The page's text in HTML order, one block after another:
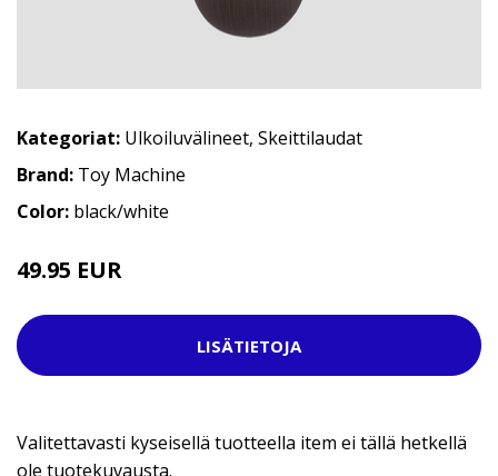
Kategoriat: Ulkoiluvälineet, Skeittilaudat
Brand: Toy Machine
Color: black/white
49.95 EUR
LISÄTIETOJA
Valitettavasti kyseisellä tuotteella item ei tällä hetkellä
ole tuotekuvausta.